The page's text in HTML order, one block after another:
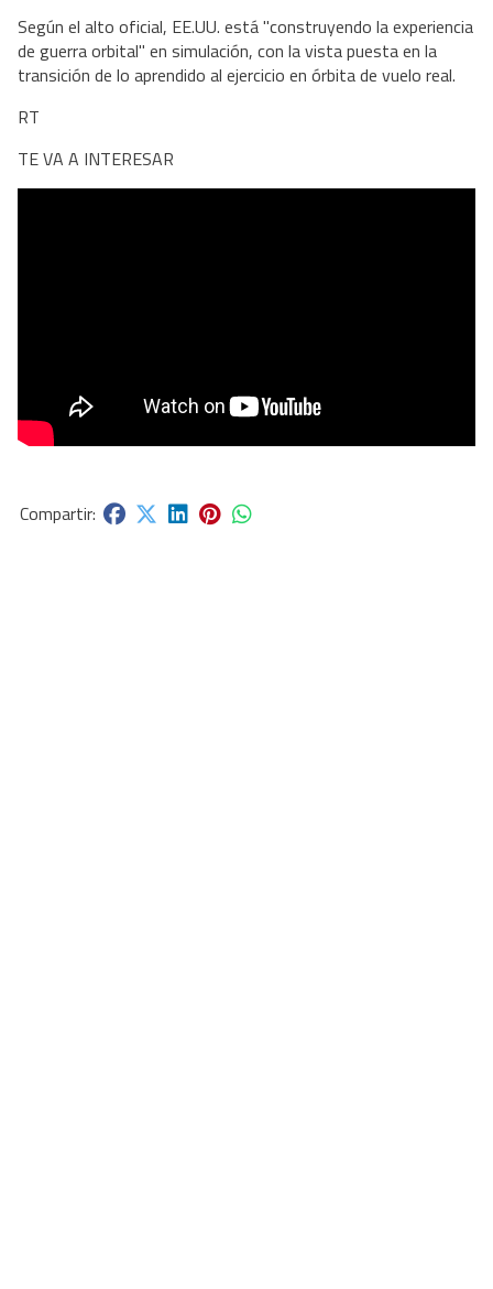
Según el alto oficial, EE.UU. está "construyendo la experiencia
de guerra orbital" en simulación, con la vista puesta en la
transición de lo aprendido al ejercicio en órbita de vuelo real.
RT
TE VA A INTERESAR